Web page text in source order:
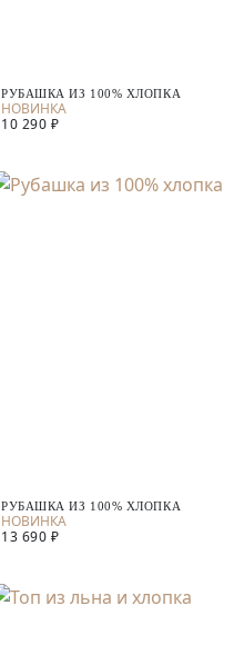
РУБАШКА ИЗ 100% ХЛОПКА
10 290 ₽
РУБАШКА ИЗ 100% ХЛОПКА
13 690 ₽